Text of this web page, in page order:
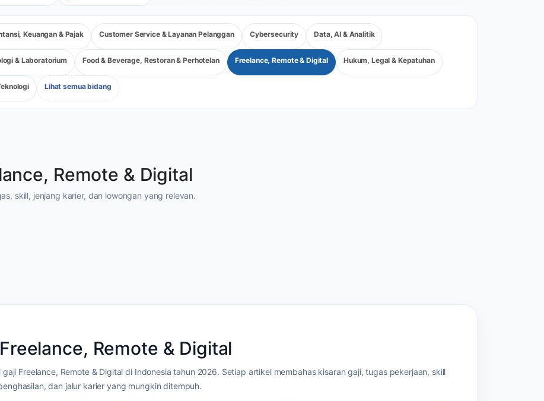
Keuangan & Pajak Customer Service & Layanan Pelanggan Cybersecurity Data, AI & Analitik
& Laboratorium Food & Beverage, Restoran & Perhotelan Freelance, Remote & Digital Hukum, Legal & Kepatuhan
Lihat semua bidang
Remote & Digital
skill, jenjang karier, dan lowongan yang relevan.
Remote & Digital
Freelance, Remote & Digital di Indonesia tahun 2026. Setiap artikel membahas kisaran gaji, tugas pekerjaan, skill
dan jalur karier yang mungkin ditempuh.